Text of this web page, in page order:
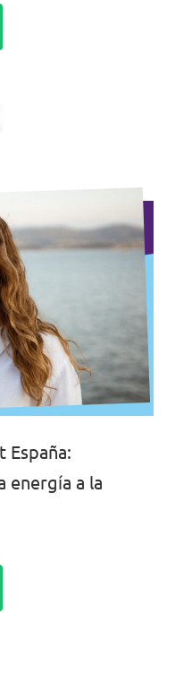
más de 30
de
España:
energía a la